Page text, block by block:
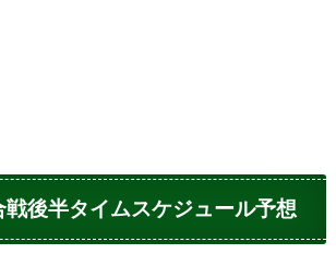
戦後半タイムスケジュール予想